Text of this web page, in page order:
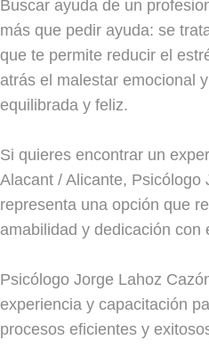
Buscar ayuda de un
más que pedir ayuda: se
que te permite reducir el
atrás el malestar emocional
equilibrada y feliz.
Si quieres encontrar un
Alacant / Alicante, Psicólogo
representa una opción que
amabilidad y dedicación con
Psicólogo Jorge Lahoz
experiencia y capacitación
procesos eficientes y